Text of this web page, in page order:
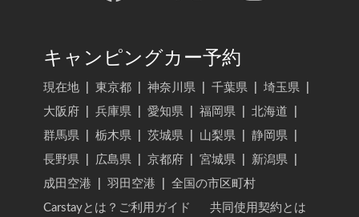
キャンピングカー予約
現在地 東京都 神奈川県 千葉県 埼玉県
大阪府
兵庫県 愛知県 福岡県 北海道
群馬県
栃木県 茨城県 山梨県 静岡県
長野県
広島県 京都府 宮城県 新潟県
成田空港
羽田空港
全国の市区町村
Carstayとは？ご利用ガイド
共同使用契約とは